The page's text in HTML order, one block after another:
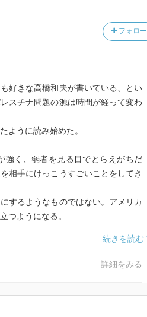
フォロー
好きな高橋和夫が書いている、とい
スチナ問題の源は時間が経って変わ
ように読み始めた。
強く、弱者を見る目でとらえがちだ
相手にけっこうすごいことをしてき
するようなものではない。アメリカ
つようになる。
ない。
詳細をみる